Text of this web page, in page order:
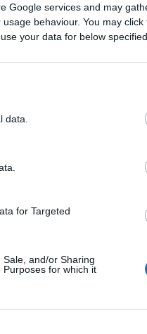
Google services and may
behaviour. You may
your data for below
data.
for Targeted
and/or Sharing
for which it
chiaro. Gli
a milioni.
climatico.